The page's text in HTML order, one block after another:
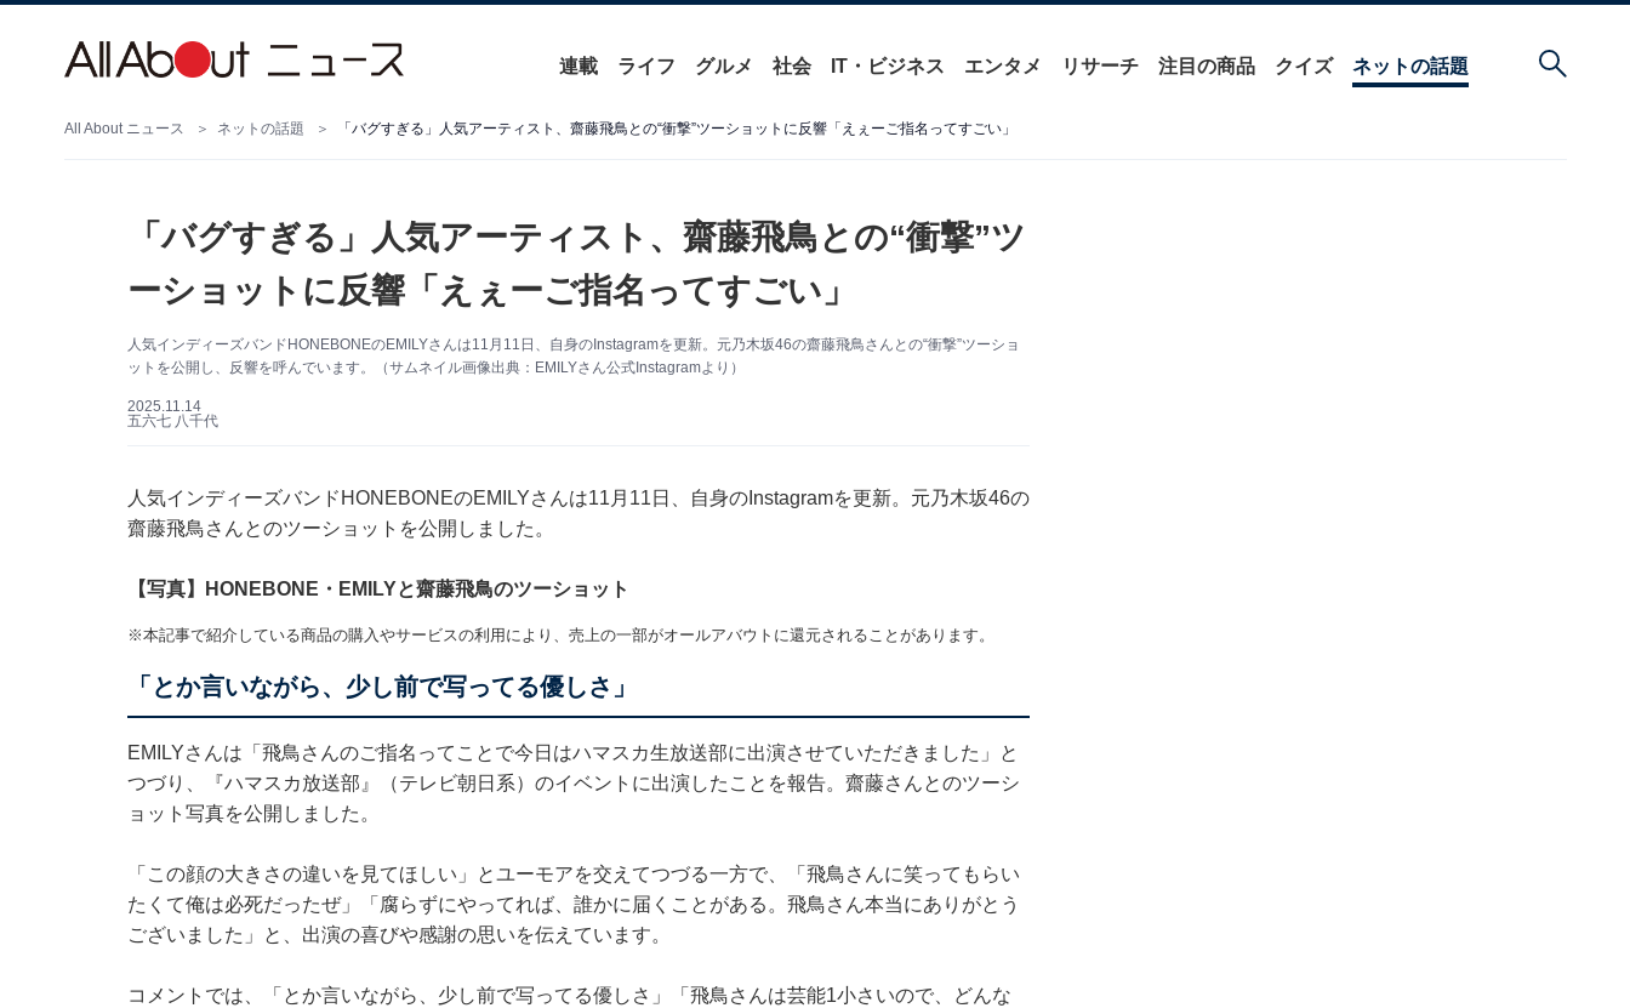
連載 ライフ グルメ 社会 IT・ビジネス エンタメ リサーチ 注目の商品 クイズ ネットの話題
All About ニュース ネットの話題 「バグすぎる」人気アーティスト、齋藤飛鳥との“衝撃”ツーショットに反響「えぇーご指名ってすごい」
「バグすぎる」人気アーティスト、齋藤飛鳥との“衝撃”ツ
ーショットに反響「えぇーご指名ってすごい」
人気インディーズバンドHONEBONEのEMILYさんは11月11日、自身のInstagramを更新。元乃木坂46の齋藤飛鳥さんとの“衝撃”ツーショ
ットを公開し、反響を呼んでいます。（サムネイル画像出典：EMILYさん公式Instagramより）
2025.11.14
五六七 八千代
人気インディーズバンドHONEBONEのEMILYさんは11月11日、自身のInstagramを更新。元乃木坂46の
齋藤飛鳥さんとのツーショットを公開しました。
【写真】HONEBONE・EMILYと齋藤飛鳥のツーショット
※本記事で紹介している商品の購入やサービスの利用により、売上の一部がオールアバウトに還元されることがあります。
「とか言いながら、少し前で写ってる優しさ」
EMILYさんは「飛鳥さんのご指名ってことで今日はハマスカ生放送部に出演させていただきました」と
つづり、『ハマスカ放送部』（テレビ朝日系）のイベントに出演したことを報告。齋藤さんとのツーシ
ョット写真を公開しました。
「この顔の大きさの違いを見てほしい」とユーモアを交えてつづる一方で、「飛鳥さんに笑ってもらい
たくて俺は必死だったぜ」「腐らずにやってれば、誰かに届くことがある。飛鳥さん本当にありがとう
ございました」と、出演の喜びや感謝の思いを伝えています。
コメントでは、「とか言いながら、少し前で写ってる優しさ」「飛鳥さんは芸能1小さいので、どんな